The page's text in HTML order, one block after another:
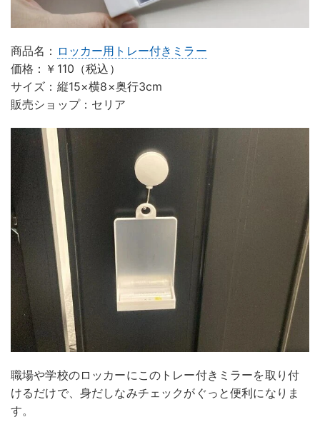
商品名： ロッカー用トレー付きミラー
価格：￥110（税込）
サイズ：縦15×横8×奥行3cm
販売ショップ：セリア
職場や学校のロッカーにこのトレー付きミラーを取り付
けるだけで、身だしなみチェックがぐっと便利になりま
す。